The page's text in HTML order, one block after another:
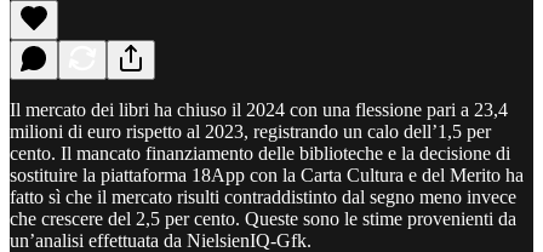
Il mercato dei libri ha chiuso il 2024 con una flessione pari a 23,4
milioni di euro rispetto al 2023, registrando un calo dell’1,5 per
cento. Il mancato finanziamento delle biblioteche e la decisione di
sostituire la piattaforma 18App con la Carta Cultura e del Merito ha
fatto sì che il mercato risulti contraddistinto dal segno meno invece
che crescere del 2,5 per cento. Queste sono le stime provenienti da
un’analisi effettuata da NielsienIQ-Gfk.